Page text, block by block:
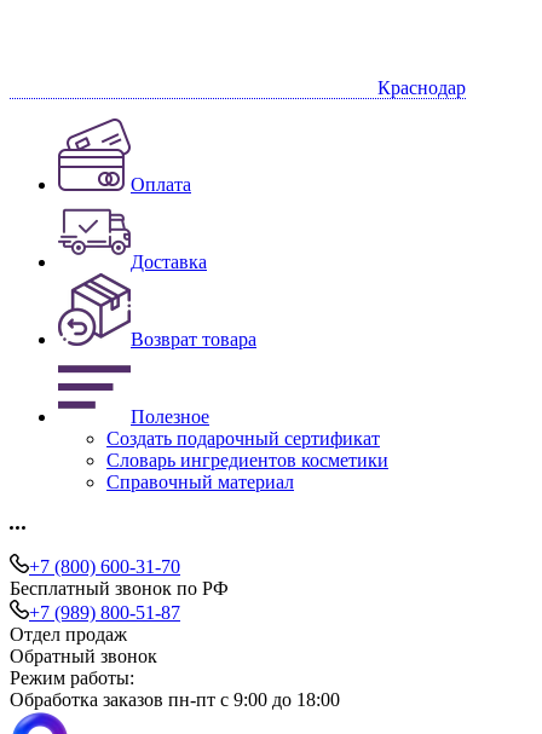
Краснодар
Оплата
Доставка
Возврат товара
Полезное
Создать подарочный сертификат
Словарь ингредиентов косметики
Справочный материал
+7 (800) 600-31-70
Бесплатный звонок по РФ
+7 (989) 800-51-87
Отдел продаж
Обратный звонок
Режим работы:
Обработка заказов пн-пт с 9:00 до 18:00